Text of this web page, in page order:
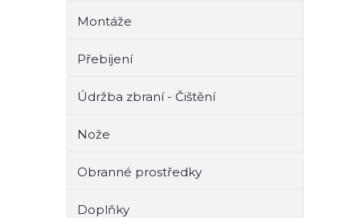
Montáže
Přebíjení
Údržba zbraní - Čištění
Nože
Obranné prostředky
Doplňky